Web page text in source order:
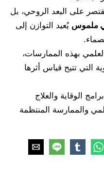
على البعد الروحي، بل
ملموس يُعيد التوازن إلى
بهذه الممارسات،
التي تتيح قياس أثرها
الوقاية والعلاج
والممارسة المنتظمة